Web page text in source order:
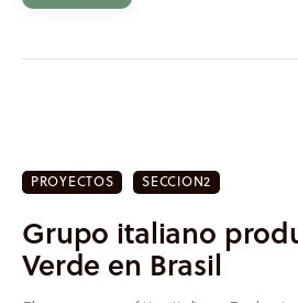
PROYECTOS SECCION2
Grupo italiano
Verde en Brasil